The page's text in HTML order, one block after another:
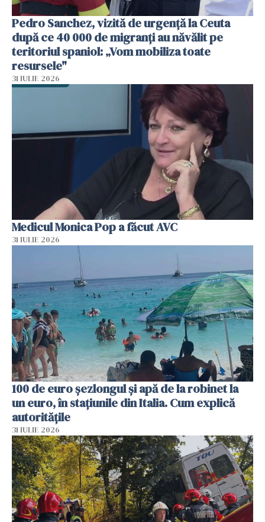
Pedro Sanchez, vizită de urgență la Ceuta
după ce 40 000 de migranți au năvălit pe
teritoriul spaniol: „Vom mobiliza toate
resursele"
31 IULIE 2026
Medicul Monica Pop a făcut AVC
31 IULIE 2026
100 de euro șezlongul și apă de la robinet la
un euro, în stațiunile din Italia. Cum explică
autoritățile
31 IULIE 2026